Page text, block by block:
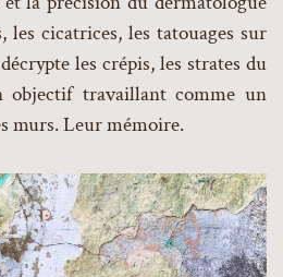
les cicatrices, les tatouages sur
les crépis, les strates du
objectif travaillant comme un
murs. Leur mémoire.